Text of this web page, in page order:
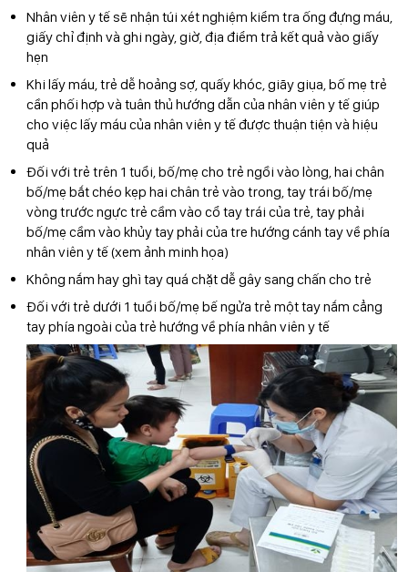
Nhân viên y tế sẽ nhận túi xét nghiệm kiểm tra ống đựng máu,
giấy chỉ định và ghi ngày, giờ, địa điểm trả kết quả vào giấy
hẹn
Khi lấy máu, trẻ dễ hoảng sợ, quấy khóc, giãy giụa, bố mẹ trẻ
cần phối hợp và tuân thủ hướng dẫn của nhân viên y tế giúp
cho việc lấy máu của nhân viên y tế được thuận tiện và hiệu
quả
Đối với trẻ trên 1 tuổi, bố/mẹ cho trẻ ngồi vào lòng, hai chân
bố/mẹ bắt chéo kẹp hai chân trẻ vào trong, tay trái bố/mẹ
vòng trước ngực trẻ cầm vào cổ tay trái của trẻ, tay phải
bố/mẹ cầm vào khủy tay phải của tre hướng cánh tay về phía
nhân viên y tế (xem ảnh minh họa)
Không nắm hay ghì tay quá chặt dễ gây sang chấn cho trẻ
Đối với trẻ dưới 1 tuổi bố/mẹ bế ngửa trẻ một tay nắm cẳng
tay phía ngoài của trẻ hướng về phía nhân viên y tế